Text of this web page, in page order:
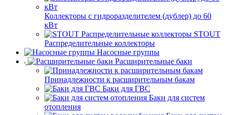
Коллекторы с гидроразделителем (дублер) до 60
кВт
STOUT
Распределительные коллекторы
Насосные группы
Расширительные баки
Принадлежности к расширительным бакам
Баки для ГВС
Баки для систем
отопления